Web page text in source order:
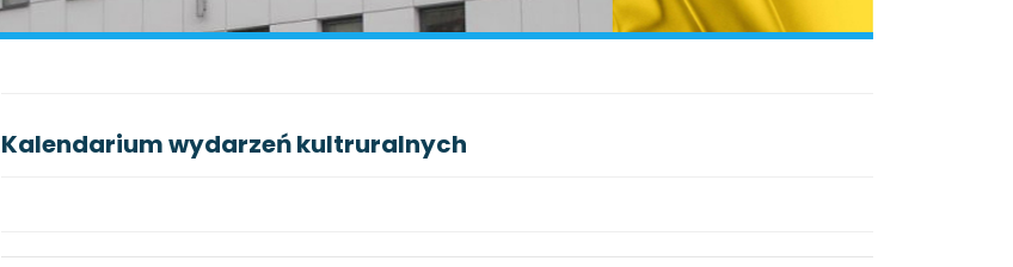
Kalendarium wydarzeń kultruralnych